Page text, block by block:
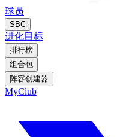
球员
SBC
进化目标
排行榜
组合包
阵容创建器
MyClub